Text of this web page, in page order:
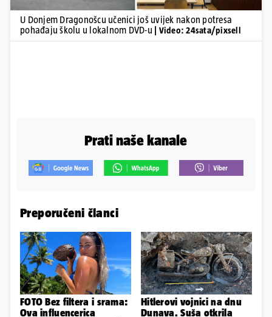
U Donjem Dragonošcu učenici još uvijek nakon potresa
pohađaju školu u lokalnom DVD-u
| Video: 24sata/pixsell
Prati naše kanale
Preporučeni članci
FOTO Bez filtera i srama:
Ova influencerica
Hitlerovi vojnici na dnu
Dunava. Suša otkrila